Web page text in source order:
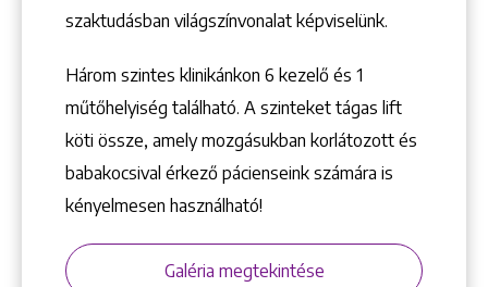
szaktudásban világszínvonalat képviselünk.
Három szintes klinikánkon 6 kezelő ­és 1
műtőhelyiség található. A szinteket tágas lift
köti össze, amely mozgásukban korlátozott és
babakocsival érkező pácienseink számára is
kényelmesen használható!
Galéria megtekintése